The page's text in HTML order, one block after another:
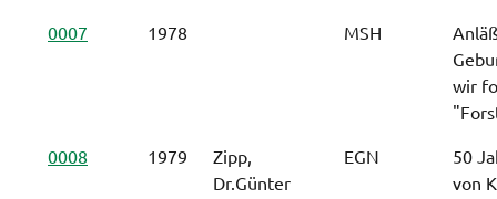
0007
1978 MSH
wir
0008
1979
Zipp,
Dr.Günter
EGN
50
von